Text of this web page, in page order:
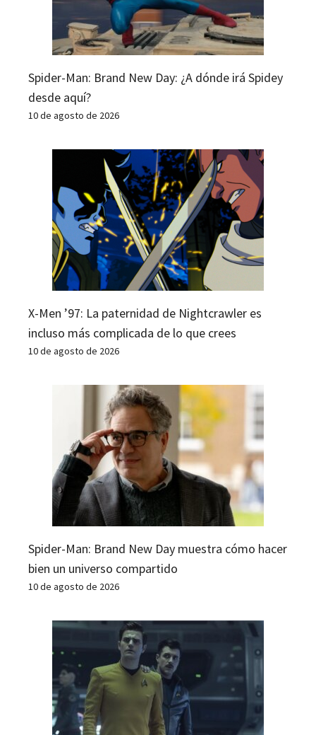
Spider-Man: Brand New Day: ¿A dónde irá Spidey
desde aquí?
10 de agosto de 2026
X-Men ’97: La paternidad de Nightcrawler es
incluso más complicada de lo que crees
10 de agosto de 2026
Spider-Man: Brand New Day muestra cómo hacer
bien un universo compartido
10 de agosto de 2026